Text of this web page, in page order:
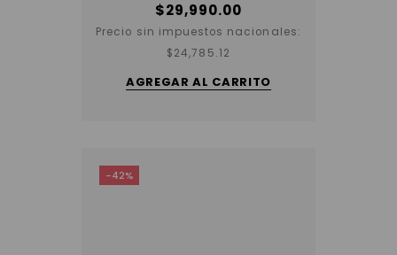
$29,990.00
Precio sin impuestos nacionales:
$24,785.12
AGREGAR AL CARRITO
-42%